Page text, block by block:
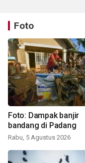
Foto
Foto: Dampak banjir
bandang di Padang
Rabu, 5 Agustus 2026